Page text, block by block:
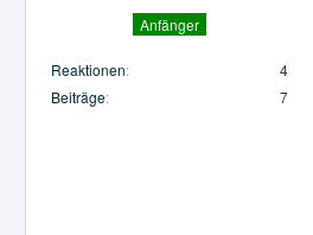
Anfänger
Reaktionen
4
Beiträge
7